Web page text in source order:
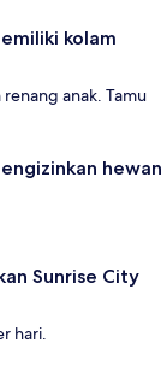
kolam
anak. Tamu
hewan
Sunrise City
hari.